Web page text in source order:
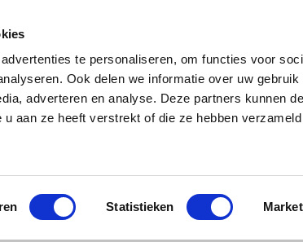
te personaliseren, om functies voor
Ook delen we informatie over uw gebruik
adverteren en analyse. Deze partners kunnen
aan ze heeft verstrekt of die ze hebben
Statistieken
Europa